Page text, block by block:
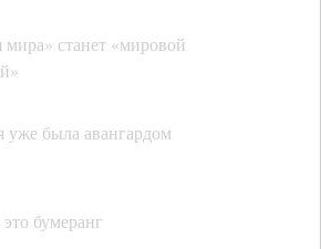
мира» станет «мировой
уже была авангардом
бумеранг